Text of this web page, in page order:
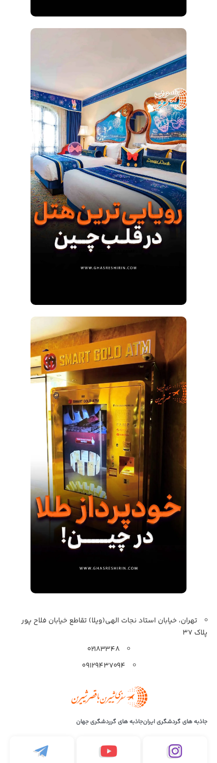
تهران، خیابان استاد نجات الهی(ویلا) تقاطع خیابان فلاح پور
پلاک 37
۰۲۱۸۳۳۴۸
۰۹۱۲۹۴۳۷۰۹۴
جاذبه های گردشگری ایرانجاذبه های گرردشگری جهان